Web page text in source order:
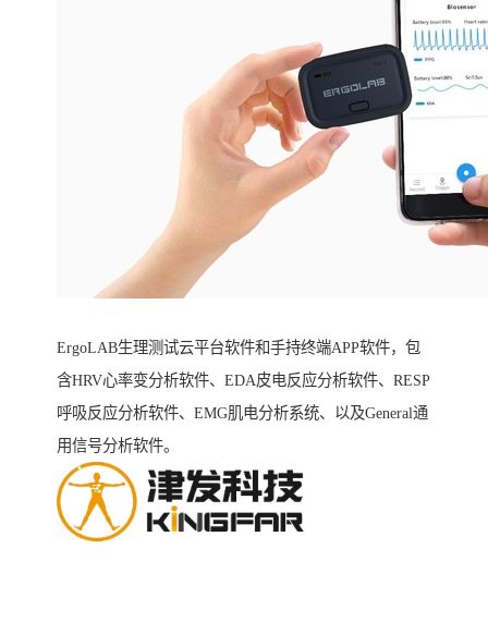
ErgoLAB生理测试云平台软件和手持终端APP软件，包
含HRV心率变分析软件、EDA皮电反应分析软件、RESP
呼吸反应分析软件、EMG肌电分析系统、以及General通
用信号分析软件。